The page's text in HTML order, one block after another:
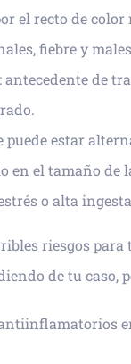
el recto de color
fiebre y
de
puede estar
el tamaño de
o alta
riesgos para
de tu